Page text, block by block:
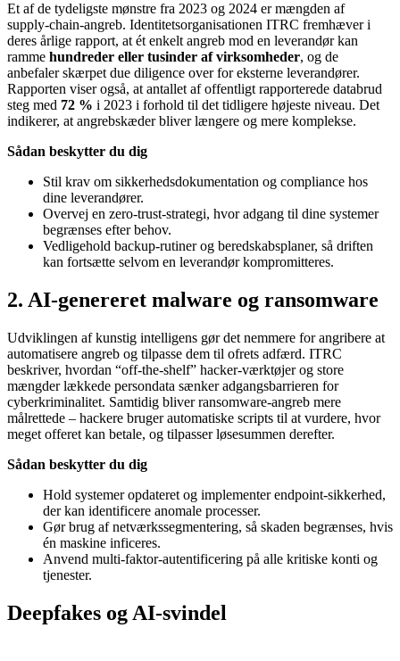
Et af de tydeligste mønstre fra 2023 og 2024 er mængden af
supply‑chain‑angreb. Identitetsorganisationen ITRC fremhæver i
deres årlige rapport, at ét enkelt angreb mod en leverandør kan
ramme hundreder eller tusinder af virksomheder, og de
anbefaler skærpet due diligence over for eksterne leverandører.
Rapporten viser også, at antallet af offentligt rapporterede databrud
steg med 72 % i 2023 i forhold til det tidligere højeste niveau. Det
indikerer, at angrebskæder bliver længere og mere komplekse.
Sådan beskytter du dig
Stil krav om sikkerhedsdokumentation og compliance hos
dine leverandører.
Overvej en zero‑trust‑strategi, hvor adgang til dine systemer
begrænses efter behov.
Vedligehold backup‑rutiner og beredskabsplaner, så driften
kan fortsætte selvom en leverandør kompromitteres.
2. AI‑genereret malware og ransomware
Udviklingen af kunstig intelligens gør det nemmere for angribere at
automatisere angreb og tilpasse dem til ofrets adfærd. ITRC
beskriver, hvordan “off‑the‑shelf” hacker‑værktøjer og store
mængder lækkede persondata sænker adgangsbarrieren for
cyberkriminalitet. Samtidig bliver ransomware‑angreb mere
målrettede – hackere bruger automatiske scripts til at vurdere, hvor
meget offeret kan betale, og tilpasser løsesummen derefter.
Sådan beskytter du dig
Hold systemer opdateret og implementer endpoint‑sikkerhed,
der kan identificere anomale processer.
Gør brug af netværkssegmentering, så skaden begrænses, hvis
én maskine inficeres.
Anvend multi‑faktor‑autentificering på alle kritiske konti og
tjenester.
Deepfakes og AI-svindel